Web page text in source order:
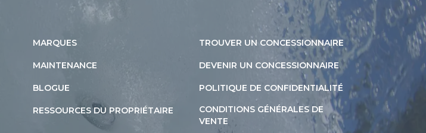
MARQUES
MAINTENANCE
BLOGUE
RESSOURCES DU PROPRIÉTAIRE
TROUVER UN CONCESSIONNAIRE
DEVENIR UN CONCESSIONNAIRE
POLITIQUE DE CONFIDENTIALITÉ
CONDITIONS GÉNÉRALES DE
VENTE